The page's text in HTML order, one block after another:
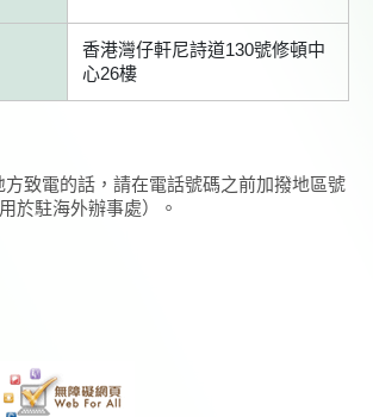
香港灣仔軒尼詩道130號修頓中
心26樓
致電的話，請在電話號碼之前加撥地區號
於駐海外辦事處）。